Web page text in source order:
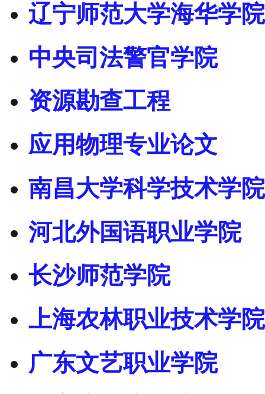
辽宁师范大学海华学院
中央司法警官学院
资源勘查工程
应用物理专业论文
南昌大学科学技术学院
河北外国语职业学院
长沙师范学院
上海农林职业技术学院
广东文艺职业学院